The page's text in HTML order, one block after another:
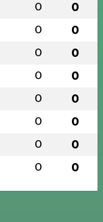
0 0
0 0
0 0
0 0
0 0
0 0
0 0
0 0